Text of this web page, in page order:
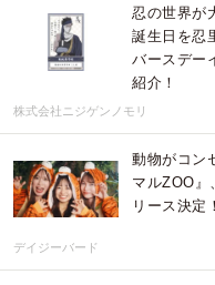
忍の世界が
誕生日を忍
バースデー
紹介！
株式会社ニジゲンノモリ
動物がコン
マルZOO』
リース決定
デイジーバード